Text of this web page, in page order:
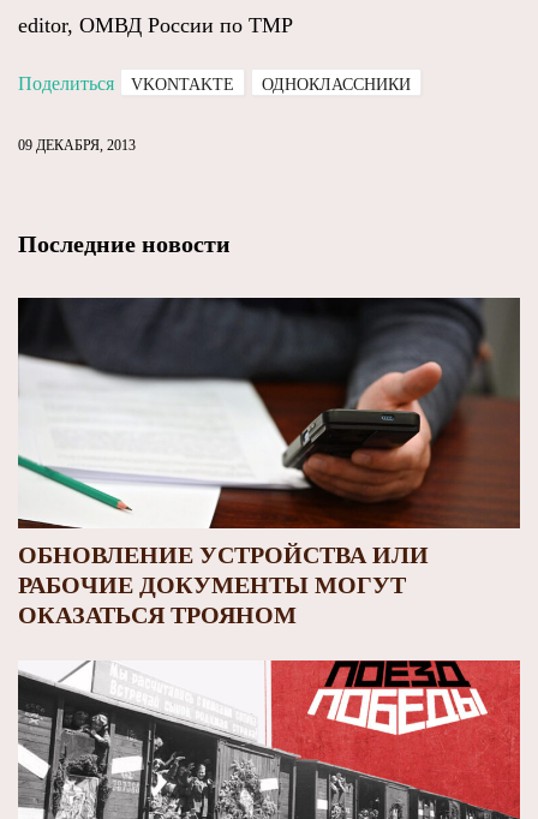
editor, ОМВД России по ТМР
Поделиться VKONTAKTE ОДНОКЛАССНИКИ
09 ДЕКАБРЯ, 2013
Последние новости
ОБНОВЛЕНИЕ УСТРОЙСТВА ИЛИ
РАБОЧИЕ ДОКУМЕНТЫ МОГУТ
ОКАЗАТЬСЯ ТРОЯНОМ